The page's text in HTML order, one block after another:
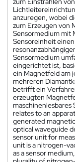
anzuregen, wobei
zum Erzeugen von
Sensormedium mit
Sensoreinheit
Sensormedium
eingerichtet ist,
ein Magnetfeld am
mehreren
betrifft ein
erzeugten
maschinenlesbares
relates to an
generated
optical waveguide
sensor unit for
unit is a nitrogen-
as a sensor